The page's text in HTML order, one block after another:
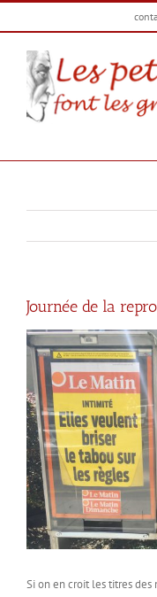
Passer
Journée de la
Voir
l'image
agrandie
Si on en croit les titres des